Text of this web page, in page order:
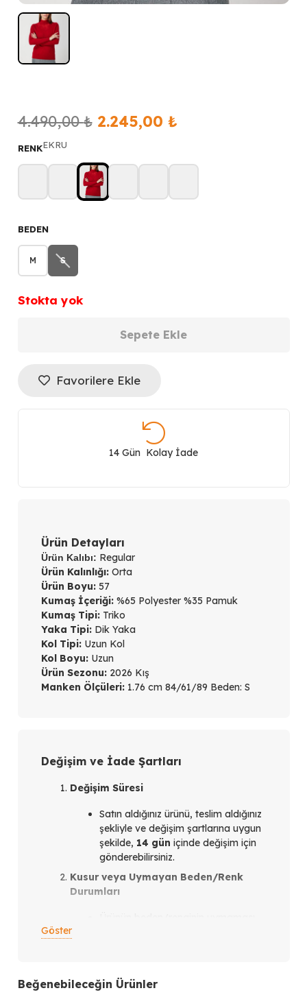
4.490,00₺ Orijinal
4.490,00 ₺.
2.245,00 ₺Şu
fiyat:
RENKEKRU
BEDEN
M S
Stokta yok
TRİKO
60341-
adet
Sepete Ekle
Favorilere Ekle
14 Gün Kolay İade
Ürün Detayları
Ürün Kalıbı: Regular
Ürün Kalınlığı: Orta
Ürün Boyu: 57
Kumaş İçeriği: %65 Polyester %35 Pamuk
Kumaş Tipi: Triko
Yaka Tipi: Dik Yaka
Kol Tipi: Uzun Kol
Kol Boyu: Uzun
Ürün Sezonu: 2026 Kış
Manken Ölçüleri: 1.76 cm 84/61/89 Beden: S
Değişim ve İade Şartları
Değişim Süresi
Satın aldığınız ürünü, teslim aldığınız
şekliyle ve değişim şartlarına uygun
şekilde, 14 gün içinde değişim için
gönderebilirsiniz.
Kusur veya Uymayan Beden/Renk
Durumları
içinde
gerekmektedir.
Göster
Beğenebileceğin Ürünler